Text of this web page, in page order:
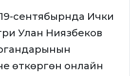
сентябырнда Ички
Улан Ниязбеков
өткөргөн онлайн